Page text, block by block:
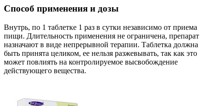
Способ применения и дозы
Внутрь, по 1 таблетке 1 раз в сутки независимо от приема
пищи. Длительность применения не ограничена, препарат
назначают в виде непрерывной терапии. Таблетка должна
быть принята целиком, ее нельзя разжевывать, так как это
может повлиять на контролируемое высвобождение
действующего вещества.